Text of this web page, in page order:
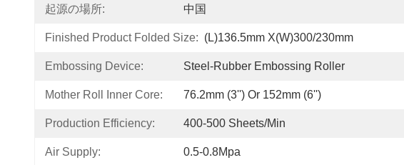
起源の場所: 中国
Finished Product Folded Size: (L)136.5mm X(W)300/230mm
Embossing Device: Steel-Rubber Embossing Roller
Mother Roll Inner Core: 76.2mm (3'') Or 152mm (6'')
Production Efficiency: 400-500 Sheets/min
Air Supply: 0.5-0.8Mpa